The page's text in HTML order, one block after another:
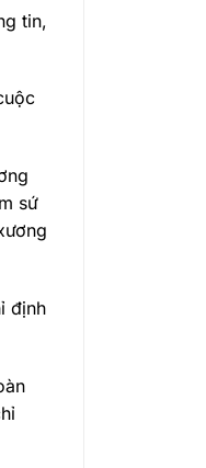
tin,
sứ
định